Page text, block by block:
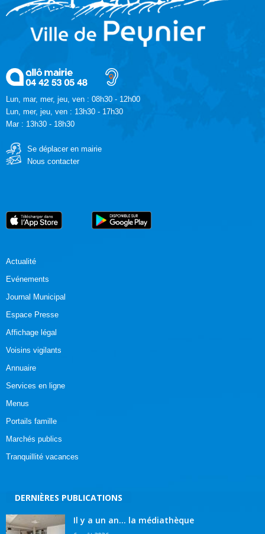
Lun, mar, mer, jeu, ven : 08h30 - 12h00
Lun, mer, jeu, ven : 13h30 - 17h30
Mar : 13h30 - 18h30
Se déplacer en mairie
Nous contacter
Actualité
Evénements
Journal Municipal
Espace Presse
Affichage légal
Voisins vigilants
Annuaire
Services en ligne
Menus
Portails famille
Marchés publics
Tranquillité vacances
DERNIÈRES PUBLICATIONS
Il y a un an… la médiathèque